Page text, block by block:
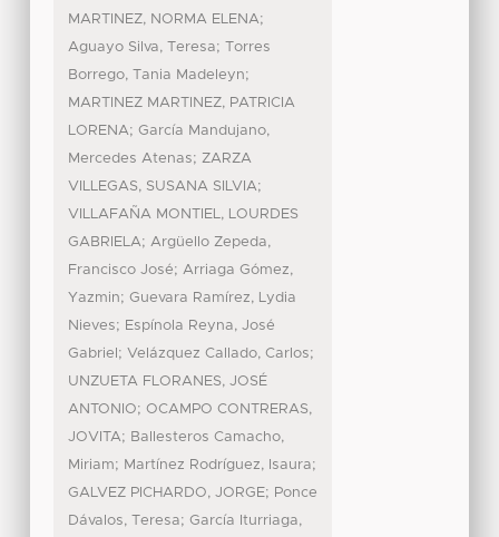
MARTINEZ, NORMA ELENA;
Aguayo Silva, Teresa; Torres
Borrego, Tania Madeleyn;
MARTINEZ MARTINEZ, PATRICIA
LORENA; García Mandujano,
Mercedes Atenas; ZARZA
VILLEGAS, SUSANA SILVIA;
VILLAFAÑA MONTIEL, LOURDES
GABRIELA; Argüello Zepeda,
Francisco José; Arriaga Gómez,
Yazmin; Guevara Ramírez, Lydia
Nieves; Espínola Reyna, José
Gabriel ; Velázquez Callado, Carlos;
UNZUETA FLORANES, JOSÉ
ANTONIO; OCAMPO CONTRERAS,
JOVITA; Ballesteros Camacho,
Miriam; Martínez Rodríguez, Isaura;
GALVEZ PICHARDO, JORGE; Ponce
Dávalos, Teresa; García Iturriaga,